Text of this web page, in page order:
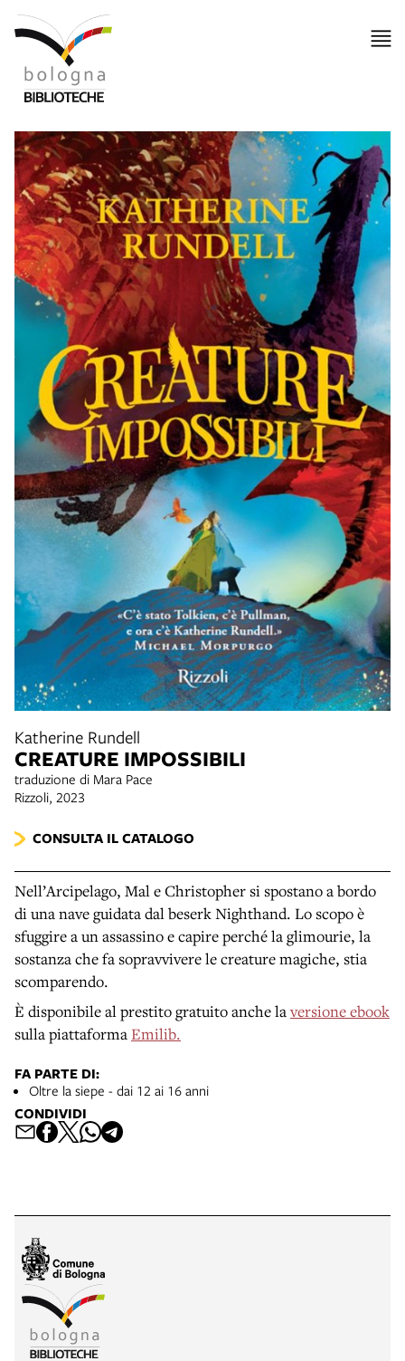
Katherine Rundell
CREATURE IMPOSSIBILI
traduzione di Mara Pace
Rizzoli, 2023
CONSULTA IL CATALOGO
Nell’Arcipelago, Mal e Christopher si spostano a bordo
di una nave guidata dal beserk Nighthand. Lo scopo è
sfuggire a un assassino e capire perché la glimourie, la
sostanza che fa sopravvivere le creature magiche, stia
scomparendo.
È disponibile al prestito gratuito anche laversione ebook
sulla piattaformaEmilib.
FA PARTE DI:
Oltre la siepe - dai 12 ai 16 anni
CONDIVIDI